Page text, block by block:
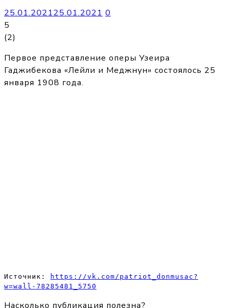
25.01.202125.01.2021 0
5
(2)
Первое представление оперы Узеира
Гаджибекова «Лейли и Меджнун» состоялось 25
января 1908 года.
Источник:
https://vk.com/patriot_donmusac?
w=wall-78285481_5750
Насколько публикация полезна?